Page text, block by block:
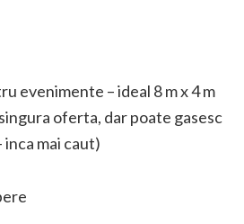
evenimente – ideal 8 m x 4 m
oferta, dar poate gasesc
mai caut)